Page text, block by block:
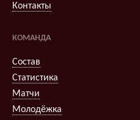
Контакты
КОМАНДА
Состав
Статистика
Матчи
Молодёжка